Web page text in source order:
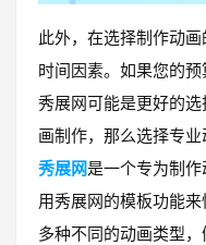
此外，在选择制作动
时间因素。如果您的
秀展网可能是更好的
画制作，那么选择专业
秀展网是一个专为制
用秀展网的模板功能
多种不同的动画类型，